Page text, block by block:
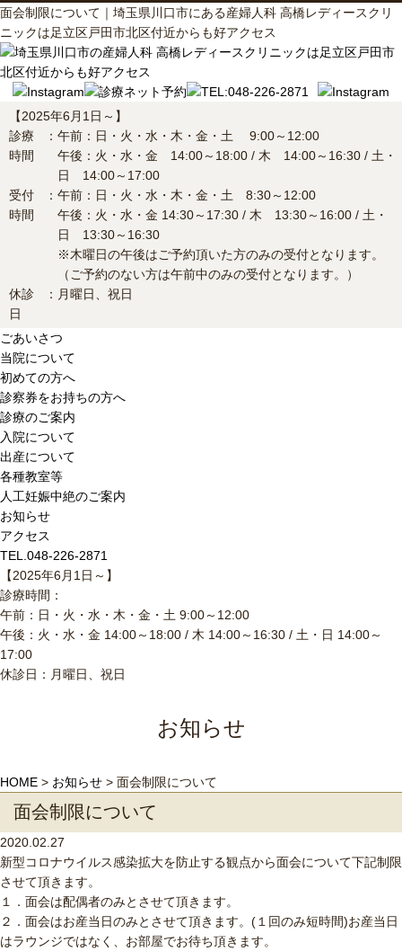
面会制限について｜埼玉県川口市にある産婦人科 高橋レディースクリ
ニックは足立区戸田市北区付近からも好アクセス
【2025年6月1日～】
診療
時間
： 午前：日・火・水・木・金・土 9:00～12:00
午後：火・水・金 14:00～18:00 / 木 14:00～16:30 / 土・
日 14:00～17:00
受付
時間
： 午前：日・火・水・木・金・土 8:30～12:00
午後：火・水・金 14:30～17:30 / 木 13:30～16:00 / 土・
日 13:30～16:30
※木曜日の午後はご予約頂いた方のみの受付となります。
（ご予約のない方は午前中のみの受付となります。）
休診
日
： 月曜日、祝日
ごあいさつ
当院について
初めての方へ
診察券をお持ちの方へ
診療のご案内
入院について
出産について
各種教室等
人工妊娠中絶のご案内
お知らせ
アクセス
TEL.048-226-2871
【2025年6月1日～】
診療時間：
午前：日・火・水・木・金・土 9:00～12:00
午後：火・水・金 14:00～18:00 / 木 14:00～16:30 / 土・日 14:00～
17:00
休診日：月曜日、祝日
お知らせ
HOME > お知らせ > 面会制限について
面会制限について
2020.02.27
新型コロナウイルス感染拡大を防止する観点から面会について下記制限
させて頂きます。
１．面会は配偶者のみとさせて頂きます。
２．面会はお産当日のみとさせて頂きます。(１回のみ短時間)お産当日
はラウンジではなく、お部屋でお待ち頂きます。